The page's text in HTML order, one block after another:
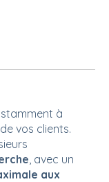
à
vos clients.
, avec un
aux